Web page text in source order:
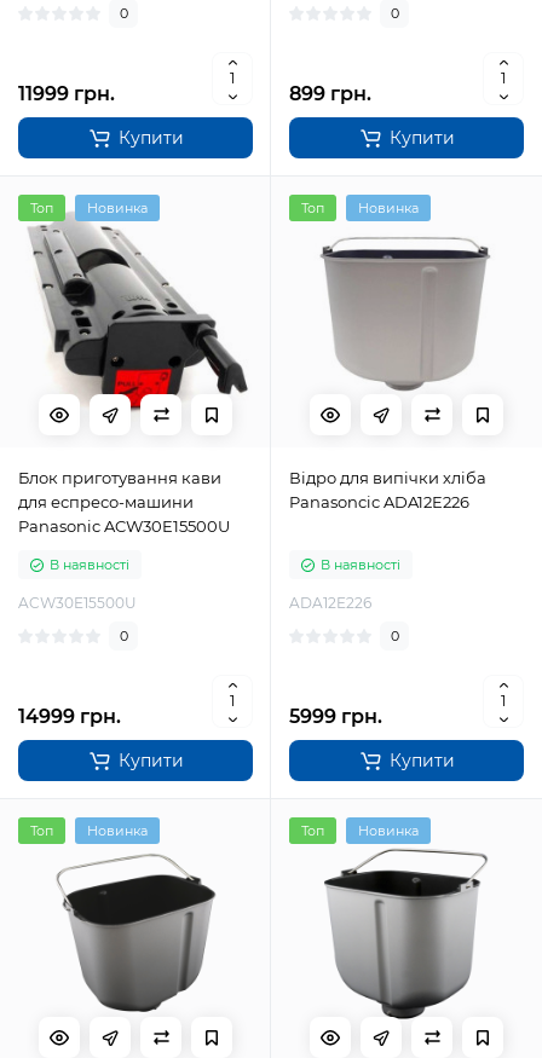
0
11999 грн.
Купити
0
899 грн.
Купити
Топ Новинка
Блок приготування кави
для еспресо-машини
Panasonic ACW30E15500U
В наявності
ACW30E15500U
0
14999 грн.
Купити
Топ Новинка
Відро для випічки хліба
Panasoncic ADA12E226
В наявності
ADA12E226
0
5999 грн.
Купити
Топ Новинка Топ Новинка